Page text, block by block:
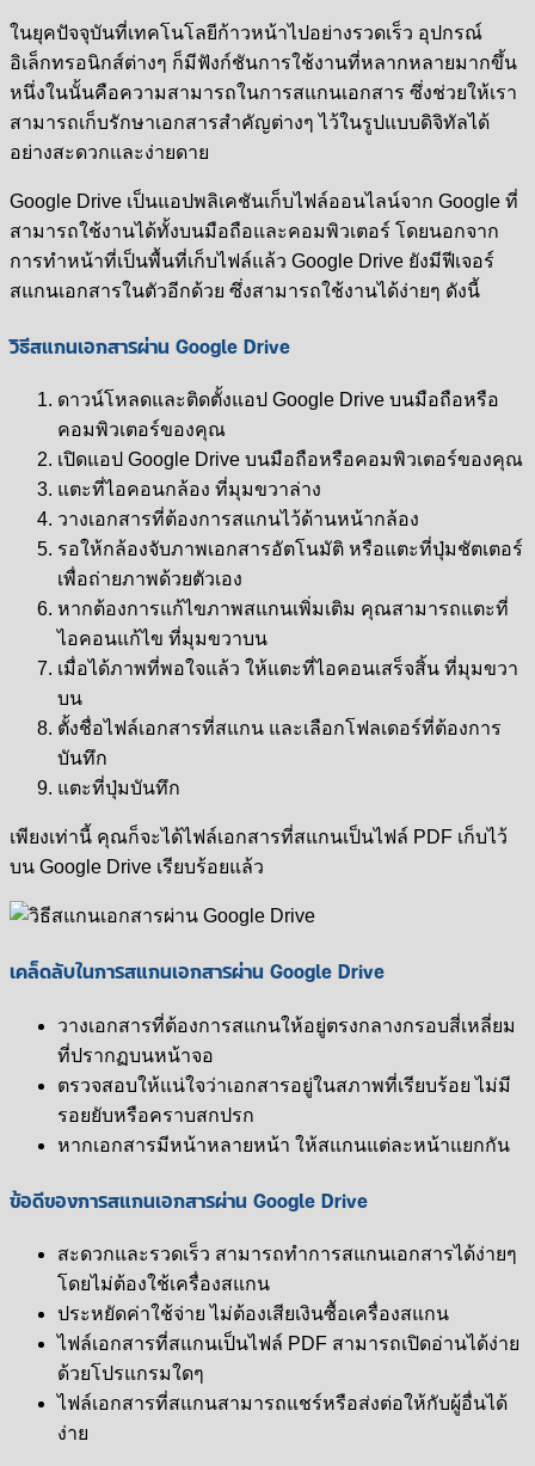
ในยุคปัจจุบันที่เทคโนโลยีก้าวหน้าไปอย่างรวดเร็ว อุปกรณ์
อิเล็กทรอนิกส์ต่างๆ ก็มีฟังก์ชันการใช้งานที่หลากหลายมากขึ้น
หนึ่งในนั้นคือความสามารถในการสแกนเอกสาร ซึ่งช่วยให้เรา
สามารถเก็บรักษาเอกสารสำคัญต่างๆ ไว้ในรูปแบบดิจิทัลได้
อย่างสะดวกและง่ายดาย
Google Drive เป็นแอปพลิเคชันเก็บไฟล์ออนไลน์จาก Google ที่
สามารถใช้งานได้ทั้งบนมือถือและคอมพิวเตอร์ โดยนอกจาก
การทำหน้าที่เป็นพื้นที่เก็บไฟล์แล้ว Google Drive ยังมีฟีเจอร์
สแกนเอกสารในตัวอีกด้วย ซึ่งสามารถใช้งานได้ง่ายๆ ดังนี้
วิธีสแกนเอกสารผ่าน Google Drive
ดาวน์โหลดและติดตั้งแอป Google Drive บนมือถือหรือ
คอมพิวเตอร์ของคุณ
เปิดแอป Google Drive บนมือถือหรือคอมพิวเตอร์ของคุณ
แตะที่ไอคอนกล้อง ที่มุมขวาล่าง
วางเอกสารที่ต้องการสแกนไว้ด้านหน้ากล้อง
รอให้กล้องจับภาพเอกสารอัตโนมัติ หรือแตะที่ปุ่มชัตเตอร์
เพื่อถ่ายภาพด้วยตัวเอง
หากต้องการแก้ไขภาพสแกนเพิ่มเติม คุณสามารถแตะที่
ไอคอนแก้ไข ที่มุมขวาบน
เมื่อได้ภาพที่พอใจแล้ว ให้แตะที่ไอคอนเสร็จสิ้น ที่มุมขวา
บน
ตั้งชื่อไฟล์เอกสารที่สแกน และเลือกโฟลเดอร์ที่ต้องการ
บันทึก
แตะที่ปุ่มบันทึก
เพียงเท่านี้ คุณก็จะได้ไฟล์เอกสารที่สแกนเป็นไฟล์ PDF เก็บไว้
บน Google Drive เรียบร้อยแล้ว
เคล็ดลับในการสแกนเอกสารผ่าน Google Drive
วางเอกสารที่ต้องการสแกนให้อยู่ตรงกลางกรอบสี่เหลี่ยม
ที่ปรากฏบนหน้าจอ
ตรวจสอบให้แน่ใจว่าเอกสารอยู่ในสภาพที่เรียบร้อย ไม่มี
รอยยับหรือคราบสกปรก
หากเอกสารมีหน้าหลายหน้า ให้สแกนแต่ละหน้าแยกกัน
ข้อดีของการสแกนเอกสารผ่าน Google Drive
สะดวกและรวดเร็ว สามารถทำการสแกนเอกสารได้ง่ายๆ
โดยไม่ต้องใช้เครื่องสแกน
ประหยัดค่าใช้จ่าย ไม่ต้องเสียเงินซื้อเครื่องสแกน
ไฟล์เอกสารที่สแกนเป็นไฟล์ PDF สามารถเปิดอ่านได้ง่าย
ด้วยโปรแกรมใดๆ
ไฟล์เอกสารที่สแกนสามารถแชร์หรือส่งต่อให้กับผู้อื่นได้
ง่าย